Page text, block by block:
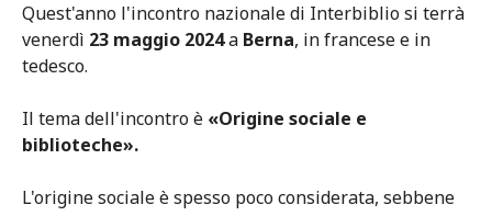
Quest'anno l'incontro nazionale di Interbiblio si terrà
venerdì 23 maggio 2024a Berna, in francese e in
tedesco.
Il tema dell'incontro è «Origine sociale e
biblioteche».
L'origine sociale è spesso poco considerata, sebbene